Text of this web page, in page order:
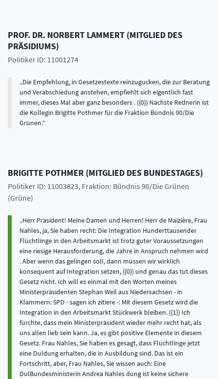
PROF. DR. NORBERT LAMMERT (MITGLIED DES
PRÄSIDIUMS)
Politiker ID: 11001274
Die Empfehlung, in Gesetzestexte reinzugucken, die zur Beratung
und Verabschiedung anstehen, empfiehlt sich eigentlich fast
immer, dieses Mal aber ganz besonders . ({0}) Nächste Rednerin ist
die Kollegin Brigitte Pothmer für die Fraktion Bündnis 90/Die
Grünen.
BRIGITTE POTHMER (MITGLIED DES BUNDESTAGES)
Politiker ID: 11003823, Fraktion: Bündnis 90/Die Grünen
(Grüne)
Herr Präsident! Meine Damen und Herren! Herr de Maizière, Frau
Nahles, ja, Sie haben recht: Die Integration Hunderttausender
Flüchtlinge in den Arbeitsmarkt ist trotz guter Voraussetzungen
eine riesige Herausforderung, die Jahre in Anspruch nehmen wird
. Aber wenn das gelingen soll, dann müssen wir wirklich
konsequent auf Integration setzen, ({0}) und genau das tut dieses
Gesetz nicht. Ich will es einmal mit den Worten meines
Ministerpräsidenten Stephan Weil aus Niedersachsen - in
Klammern: SPD - sagen ich zitiere -: Mit diesem Gesetz wird die
Integration in den Arbeitsmarkt Stückwerk bleiben. ({1}) Ich
fürchte, dass mein Ministerpräsident wieder mehr recht hat, als
uns allen lieb sein kann. Ja, es gibt positive Elemente in diesem
Gesetz. Frau Nahles, Sie haben es gesagt, dass Flüchtlinge jetzt
eine Duldung erhalten, die in Ausbildung sind. Das ist ein
Fortschritt, aber, Frau Nahles, Sie wissen auch: Eine
DulBundesministerin Andrea Nahles dung ist keine sichere